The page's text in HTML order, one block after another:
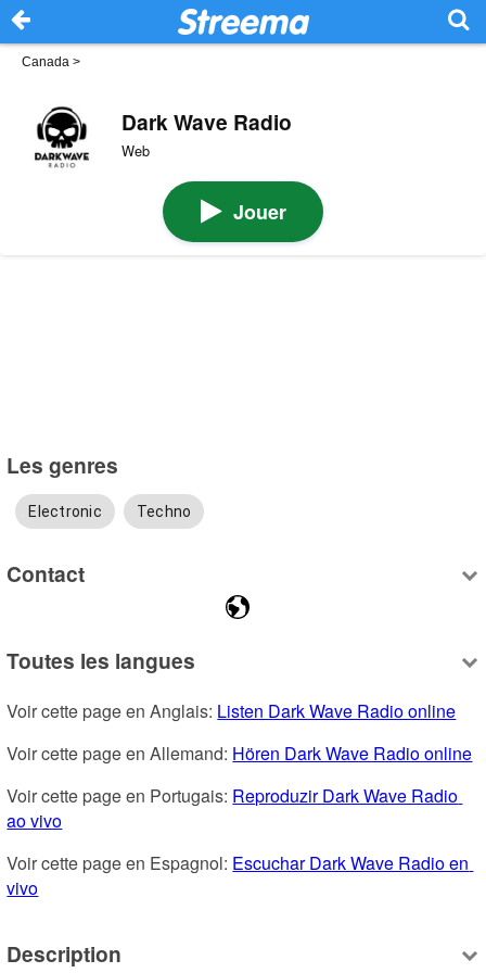
Canada >
Dark Wave Radio
Web
Jouer
Les genres
Electronic Techno
Contact
Toutes les langues
Voir cette page en Anglais: Listen Dark Wave Radio online
Voir cette page en Allemand: Hören Dark Wave Radio online
Voir cette page en Portugais: Reproduzir Dark Wave Radio
ao vivo
Voir cette page en Espagnol: Escuchar Dark Wave Radio en
vivo
Description